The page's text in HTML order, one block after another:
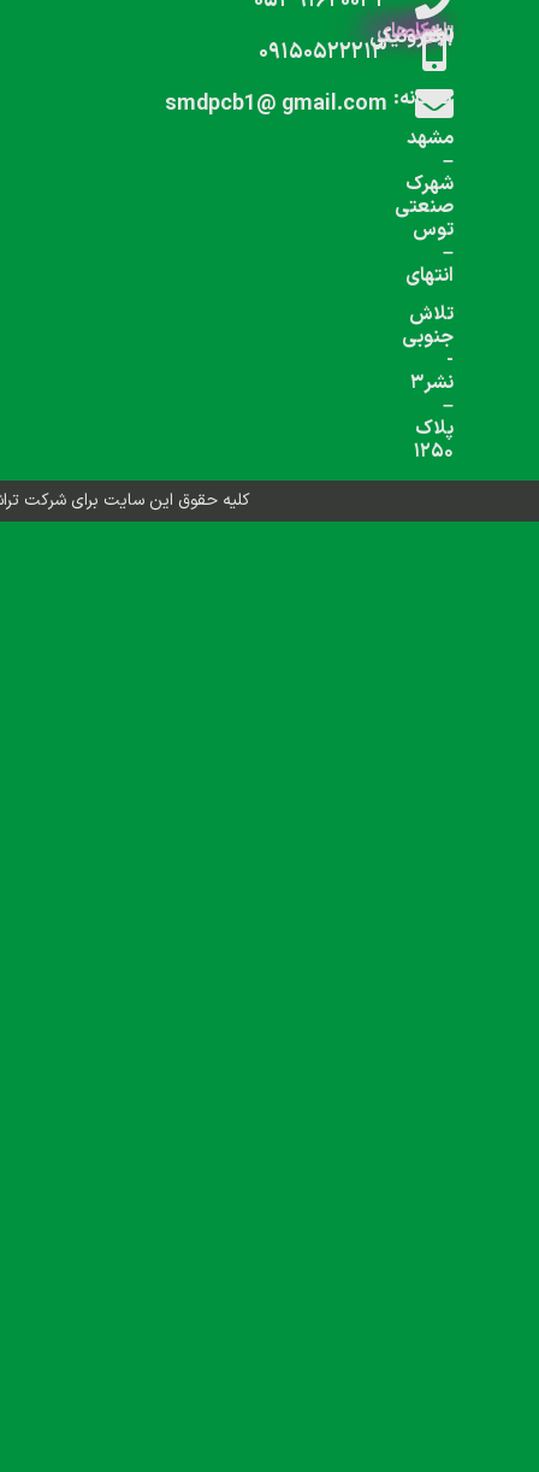
های اجتماعی دنبال کنید